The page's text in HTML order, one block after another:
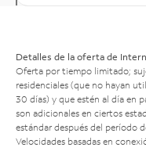
Detalles de la oferta de
Oferta por tiempo limitado;
residenciales (que no hayan
30 días) y que estén al día en
son adicionales en ciertos
estándar después del período
Velocidades basadas en